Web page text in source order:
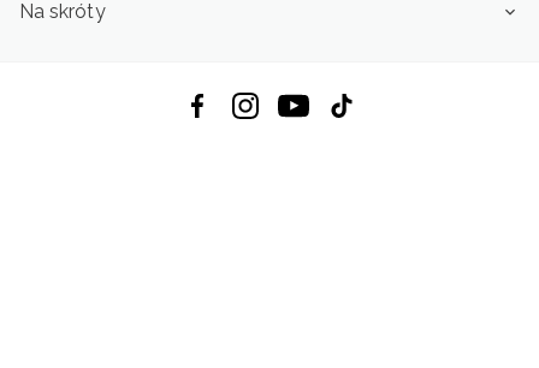
Na skróty